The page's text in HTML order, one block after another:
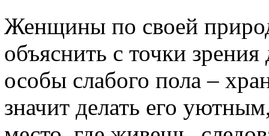
Женщины по своей
объяснить с точки
особы слабого пола –
значит делать его